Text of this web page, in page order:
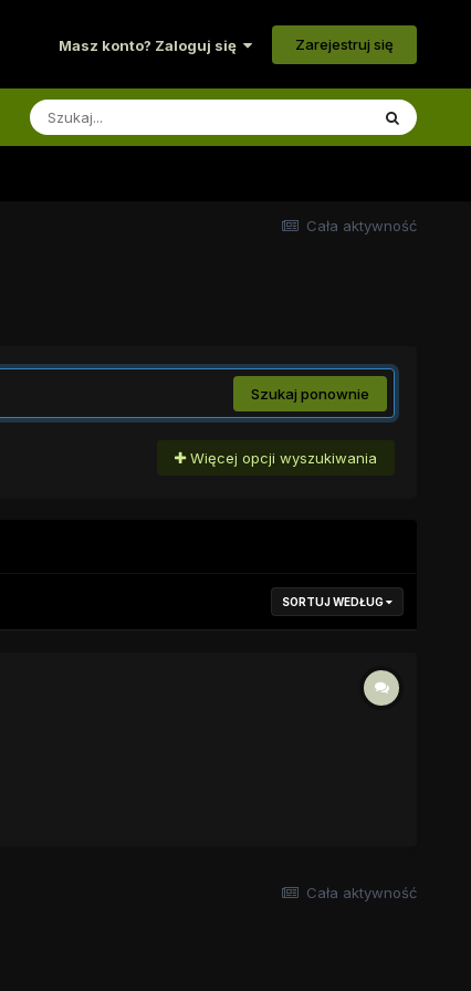
Masz konto? Zaloguj się Zarejestruj się
Cała aktywność
Szukaj ponownie
Więcej opcji wyszukiwania
SORTUJ WEDŁUG
Cała aktywność